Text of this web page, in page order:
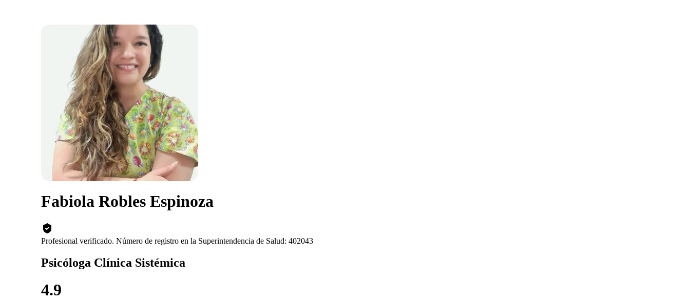
Fabiola Robles Espinoza
Profesional verificado. Número de registro en la Superintendencia de Salud: 402043
Psicóloga Clínica Sistémica
4.9